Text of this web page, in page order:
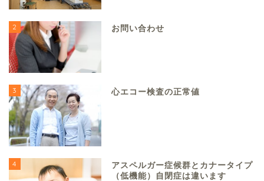
2 お問い合わせ
3 心エコー検査の正常値
4
アスペルガー症候群とカナータイプ
（低機能）自閉症は違います